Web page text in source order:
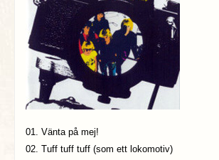
01. Vänta på mej!
02. Tuff tuff tuff (som ett lokomotiv)